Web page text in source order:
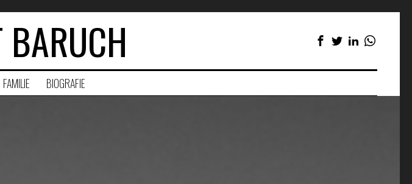
BARUCH
FAMILIE BIOGRAFIE